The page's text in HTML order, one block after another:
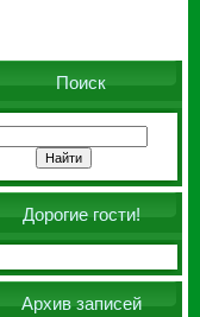
Поиск
Дорогие гости!
Архив записей